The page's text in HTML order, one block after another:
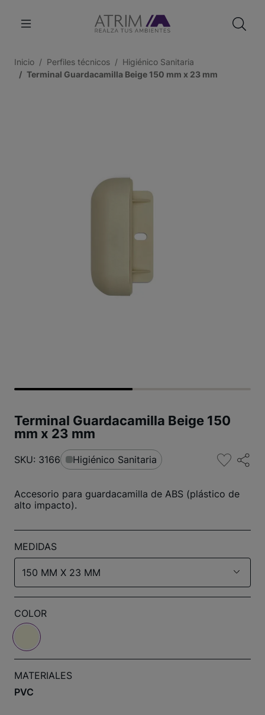
Inicio Perfiles técnicos
Higiénico Sanitaria
Terminal Guardacamilla Beige 150 mm x 23 mm
Terminal Guardacamilla Beige 150
mm x 23 mm
SKU: 3166 Higiénico Sanitaria
Accesorio para guardacamilla de ABS (plástico de
alto impacto).
MEDIDAS
150 MM X 23 MM
COLOR
MATERIALES
PVC